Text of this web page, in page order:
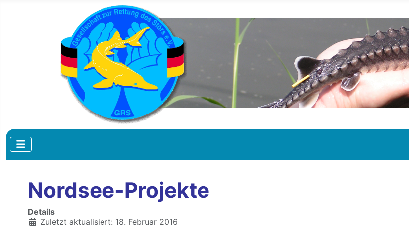
Nordsee-Projekte
Details
Zuletzt aktualisiert: 18. Februar 2016